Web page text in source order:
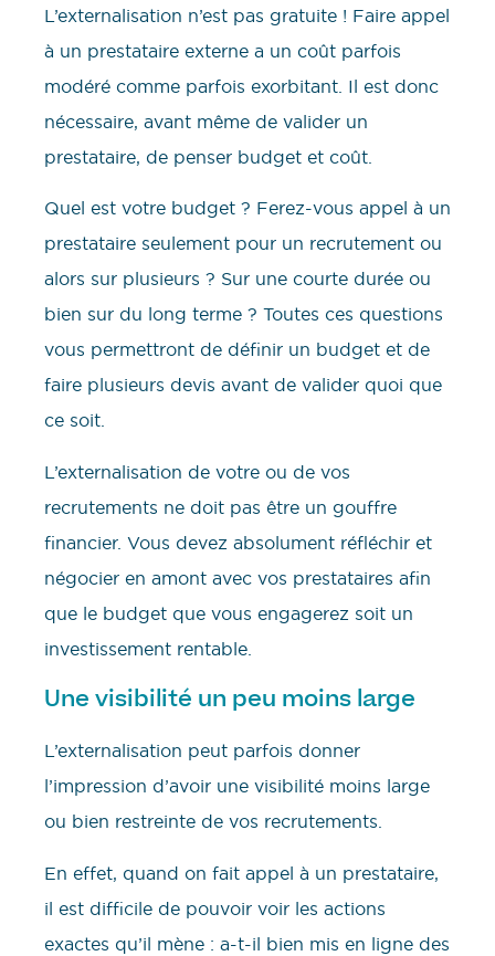
L’externalisation n’est pas gratuite ! Faire appel
à un prestataire externe a un coût parfois
modéré comme parfois exorbitant. Il est donc
nécessaire, avant même de valider un
prestataire, de penser budget et coût.
Quel est votre budget ? Ferez-vous appel à un
prestataire seulement pour un recrutement ou
alors sur plusieurs ? Sur une courte durée ou
bien sur du long terme ? Toutes ces questions
vous permettront de définir un budget et de
faire plusieurs devis avant de valider quoi que
ce soit.
L’externalisation de votre ou de vos
recrutements ne doit pas être un gouffre
financier. Vous devez absolument réfléchir et
négocier en amont avec vos prestataires afin
que le budget que vous engagerez soit un
investissement rentable.
Une visibilité un peu moins large
L’externalisation peut parfois donner
l’impression d’avoir une visibilité moins large
ou bien restreinte de vos recrutements.
En effet, quand on fait appel à un prestataire,
il est difficile de pouvoir voir les actions
exactes qu’il mène : a-t-il bien mis en ligne des